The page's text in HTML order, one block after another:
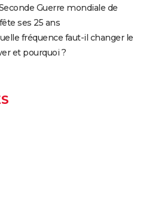
Festival de Cannes ?
Guerre mondiale de
ses 25 ans
fréquence faut-il changer le
et pourquoi ?